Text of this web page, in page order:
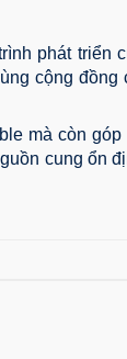
phát triển
cộng đồng
mà còn
cung ổn